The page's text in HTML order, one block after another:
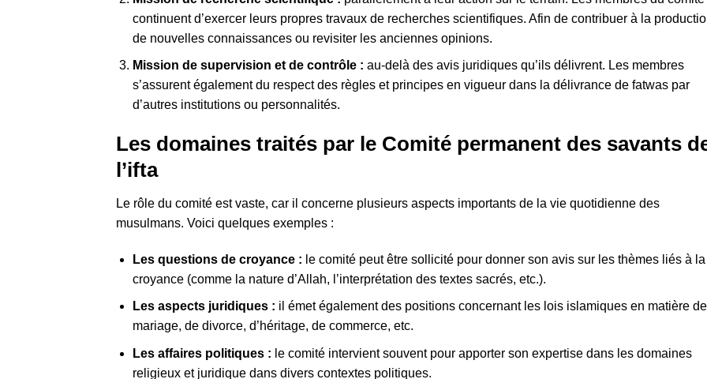
continuent d’exercer leurs propres travaux de recherches scientifiques. Afin de contribuer à la
de nouvelles connaissances ou revisiter les anciennes opinions.
Mission de supervision et de contrôle : au-delà des avis juridiques qu’ils délivrent. Les membres
s’assurent également du respect des règles et principes en vigueur dans la délivrance de fatwas par
d’autres institutions ou personnalités.
Les domaines traités par le Comité permanent des savants
l’ifta
Le rôle du comité est vaste, car il concerne plusieurs aspects importants de la vie quotidienne des
musulmans. Voici quelques exemples :
Les questions de croyance : le comité peut être sollicité pour donner son avis sur les thèmes liés à la
croyance (comme la nature d’Allah, l’interprétation des textes sacrés, etc.).
Les aspects juridiques : il émet également des positions concernant les lois islamiques en matière de
mariage, de divorce, d’héritage, de commerce, etc.
Les affaires politiques : le comité intervient souvent pour apporter son expertise dans les domaines
religieux et juridique dans divers contextes politiques.